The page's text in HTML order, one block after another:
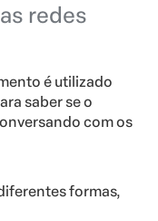
redes
é utilizado
saber se o
com os
formas,